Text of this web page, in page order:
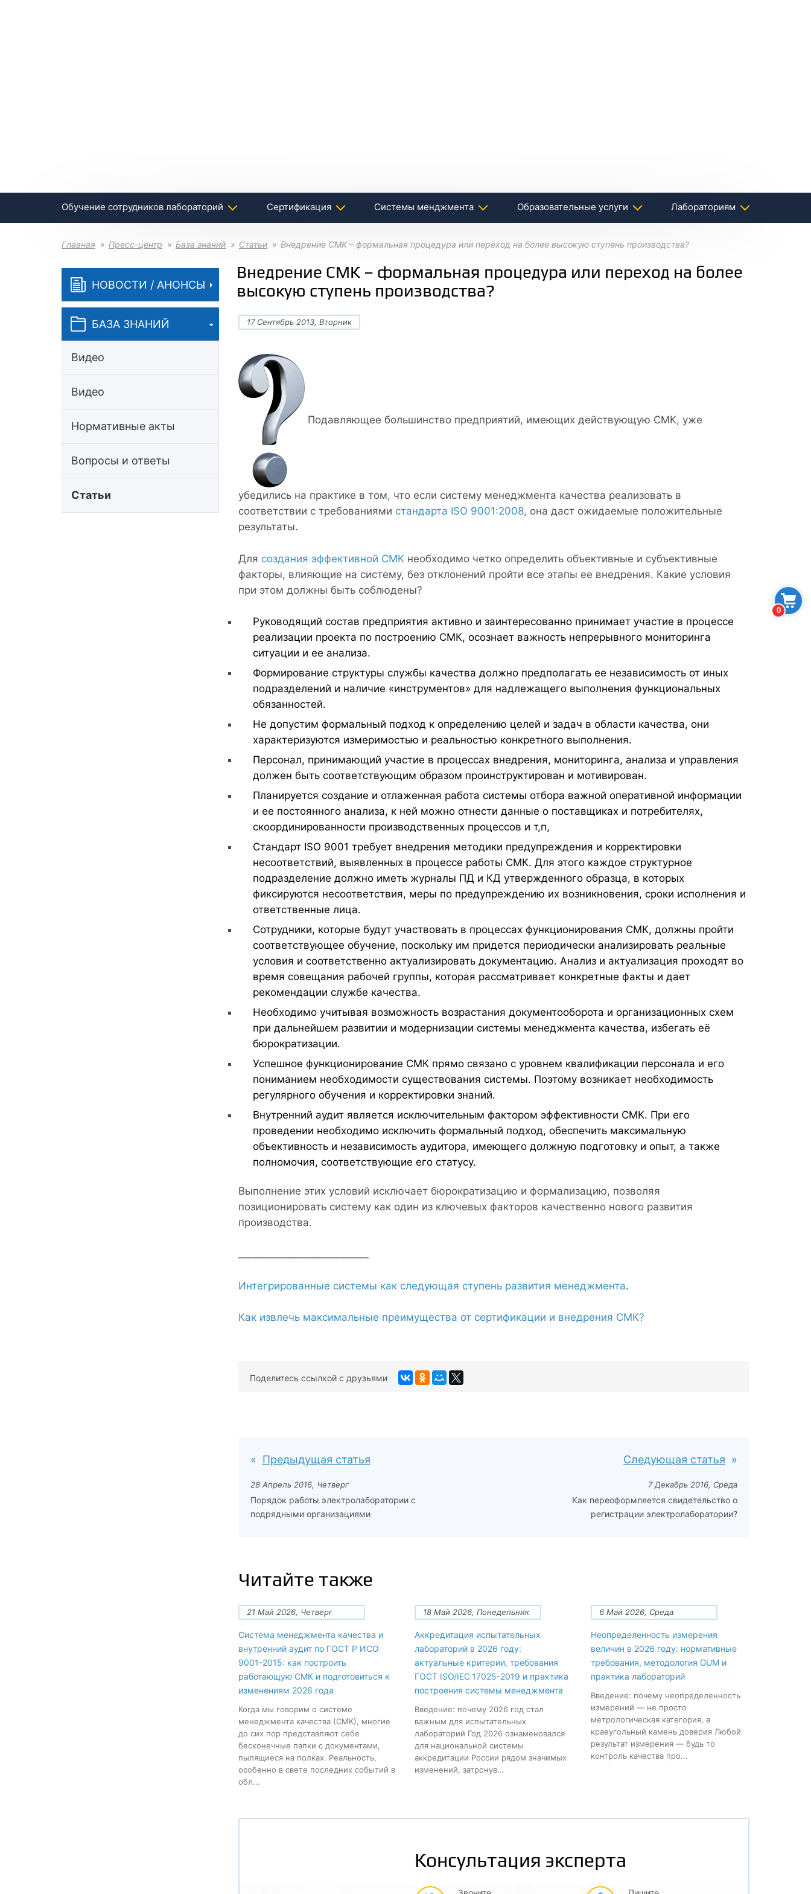
0
Обучение сотрудников лабораторий Сертификация Системы менджмента Образовательные услуги Лабораториям
Главная Пресс-центр База знаний Статьи Внедрение СМК – формальная процедура или переход на более высокую ступень производства?
НОВОСТИ / АНОНСЫ
БАЗА ЗНАНИЙ
Видео
Видео
Нормативные акты
Вопросы и ответы
Статьи
Внедрение СМК – формальная процедура или переход на более
высокую ступень производства?
17 Сентябрь 2013, Вторник
Подавляющее большинство предприятий, имеющих действующую СМК, уже
убедились на практике в том, что если систему менеджмента качества реализовать в
соответствии с требованиями стандарта ISO 9001:2008, она даст ожидаемые положительные
результаты.
Для создания эффективной СМК необходимо четко определить объективные и субъективные
факторы, влияющие на систему, без отклонений пройти все этапы ее внедрения. Какие условия
при этом должны быть соблюдены?
Руководящий состав предприятия активно и заинтересованно принимает участие в процессе
реализации проекта по построению СМК, осознает важность непрерывного мониторинга
ситуации и ее анализа.
Формирование структуры службы качества должно предполагать ее независимость от иных
подразделений и наличие «инструментов» для надлежащего выполнения функциональных
обязанностей.
Не допустим формальный подход к определению целей и задач в области качества, они
характеризуются измеримостью и реальностью конкретного выполнения.
Персонал, принимающий участие в процессах внедрения, мониторинга, анализа и управления
должен быть соответствующим образом проинструктирован и мотивирован.
Планируется создание и отлаженная работа системы отбора важной оперативной информации
и ее постоянного анализа, к ней можно отнести данные о поставщиках и потребителях,
скоординированности производственных процессов и т,п,
Стандарт ISO 9001 требует внедрения методики предупреждения и корректировки
несоответствий, выявленных в процессе работы СМК. Для этого каждое структурное
подразделение должно иметь журналы ПД и КД утвержденного образца, в которых
фиксируются несоответствия, меры по предупреждению их возникновения, сроки исполнения и
ответственные лица.
Сотрудники, которые будут участвовать в процессах функционирования СМК, должны пройти
соответствующее обучение, поскольку им придется периодически анализировать реальные
условия и соответственно актуализировать документацию. Анализ и актуализация проходят во
время совещания рабочей группы, которая рассматривает конкретные факты и дает
рекомендации службе качества.
Необходимо учитывая возможность возрастания документооборота и организационных схем
при дальнейшем развитии и модернизации системы менеджмента качества, избегать её
бюрократизации.
Успешное функционирование СМК прямо связано с уровнем квалификации персонала и его
пониманием необходимости существования системы. Поэтому возникает необходимость
регулярного обучения и корректировки знаний.
Внутренний аудит является исключительным фактором эффективности СМК. При его
проведении необходимо исключить формальный подход, обеспечить максимальную
объективность и независимость аудитора, имеющего должную подготовку и опыт, а также
полномочия, соответствующие его статусу.
Выполнение этих условий исключает бюрократизацию и формализацию, позволяя
позиционировать систему как один из ключевых факторов качественно нового развития
производства.
Интегрированные системы как следующая ступень развития менеджмента.
Как извлечь максимальные преимущества от сертификации и внедрения СМК?
Поделитесь ссылкой с друзьями
Предыдущая статья
28 Апрель 2016, Четверг
Порядок работы электролаборатории с
подрядными организациями
Следующая статья
7 Декабрь 2016, Среда
Как переоформляется свидетельство о
регистрации электролаборатории?
Читайте также
21 Май 2026, Четверг
Система менеджмента качества и
внутренний аудит по ГОСТ Р ИСО
9001-2015: как построить
работающую СМК и подготовиться к
изменениям 2026 года
Когда мы говорим о системе
менеджмента качества (СМК), многие
до сих пор представляют себе
бесконечные папки с документами,
пылящиеся на полках. Реальность,
особенно в свете последних событий в
обл...
18 Май 2026, Понедельник
Аккредитация испытательных
лабораторий в 2026 году:
актуальные критерии, требования
ГОСТ ISO/IEC 17025-2019 и практика
построения системы менеджмента
Введение: почему 2026 год стал
важным для испытательных
лабораторий Год 2026 ознаменовался
для национальной системы
аккредитации России рядом значимых
изменений, затронув...
6 Май 2026, Среда
Неопределенность измерения
величин в 2026 году: нормативные
требования, методология GUM и
практика лабораторий
Введение: почему неопределенность
измерений — не просто
метрологическая категория, а
краеугольный камень доверия Любой
результат измерения — будь то
контроль качества про...
Консультация эксперта